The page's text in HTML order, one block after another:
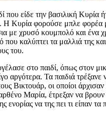
που είδε την βασιλική Κυρία
Η Κυρία φορούσε μπλε φορέα
με χρυσό κουμπολό και ένα
που καλύπτει τα μαλλιά της
του.
στο παιδί, όπως στον
αργότερα. Τα παιδιά τρέξανε
Βικτουάρ, οι οποίοι
Μαρία, έτρεξαν να
ενορίας να της πει τι είπαν τα